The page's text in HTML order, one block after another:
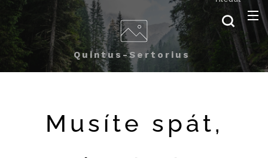
Quintus-Sertorius
Musíte spát,